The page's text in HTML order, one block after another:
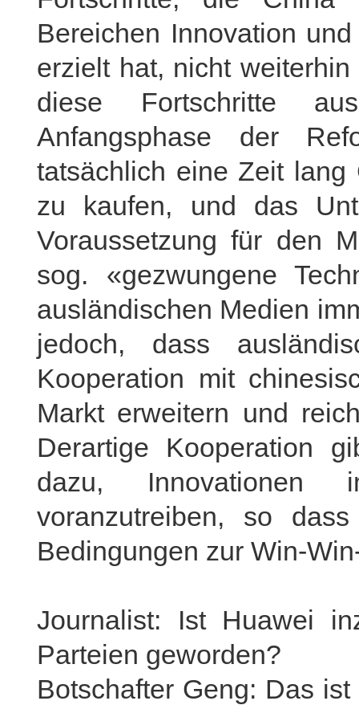
Bereichen Innovation
erzielt hat, nicht
diese Fortschritte
Anfangsphase der
tatsächlich eine Zeit lang
zu kaufen, und das
Voraussetzung für den
sog. «gezwungene
ausländischen Medien
jedoch, dass
Kooperation mit
Markt erweitern und
Derartige Kooperation
dazu, Innovationen
voranzutreiben, so
Bedingungen zur Win-
Journalist: Ist Huawei
Parteien geworden?
Botschafter Geng: Das